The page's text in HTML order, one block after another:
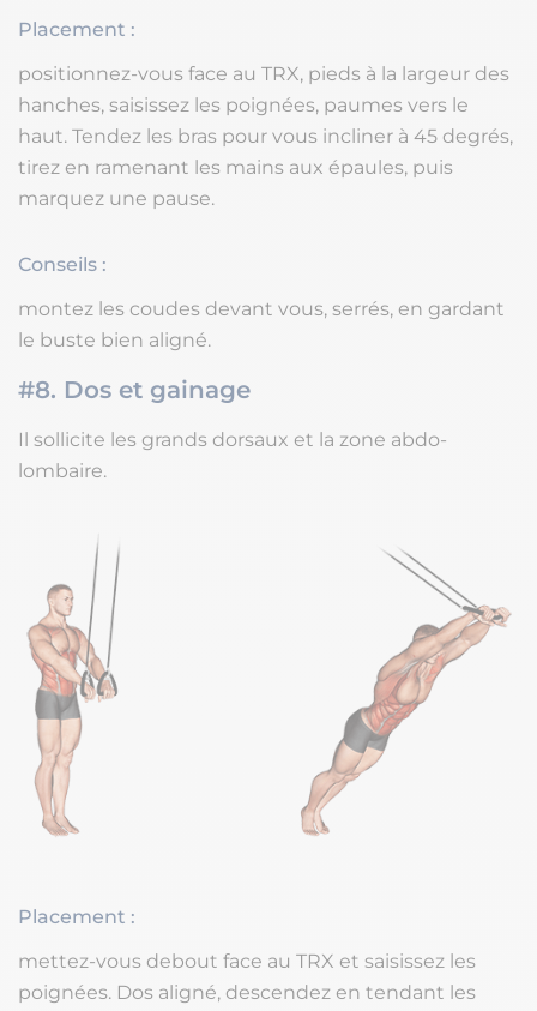
Placement :
positionnez-vous face au TRX, pieds à la largeur des
hanches, saisissez les poignées, paumes vers le
haut. Tendez les bras pour vous incliner à 45 degrés,
tirez en ramenant les mains aux épaules, puis
marquez une pause.
Conseils :
montez les coudes devant vous, serrés, en gardant
le buste bien aligné.
#8. Dos et gainage
Il sollicite les grands dorsaux et la zone abdo-
lombaire.
Placement :
mettez-vous debout face au TRX et saisissez les
poignées. Dos aligné, descendez en tendant les